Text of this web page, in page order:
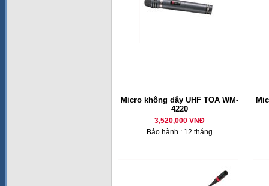
Micro không dây UHF TOA WM-
4220
3,520,000 VNĐ
Bảo hành : 12 tháng